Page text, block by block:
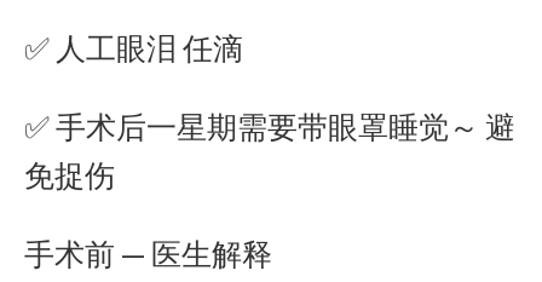
✅ 人工眼泪 任滴
✅ 手术后一星期需要带眼罩睡觉～ 避
免捉伤
手术前 — 医生解释